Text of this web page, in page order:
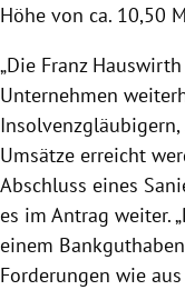
Höhe von ca. 10,50
„Die Franz
Unternehmen
Umsätze erreicht
Abschluss eines
es im Antrag weiter.
einem
Forderungen wie